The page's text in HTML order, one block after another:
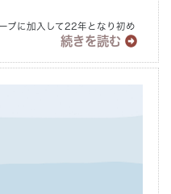
プに加入して22年となり初め
続きを読む